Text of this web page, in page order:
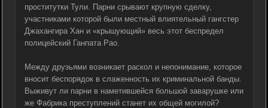
проститутки Тули. Парни срывают крупную сделку,
участниками которой были местный влиятельный гангстер
Джахангира Хан и «крышующий» весь этот беспредел
полицейский Ганпата Рао.
Между друзьями возникает раскол и непонимание, которое
вносит беспорядок в слаженность их криминальной банды.
Выживут ли парни в наметившейся большой заварушке или
же Фабрика преступлений станет их общей могилой?